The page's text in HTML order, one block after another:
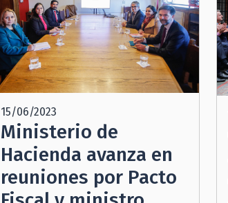
15/06/2023
Ministerio de
Hacienda avanza en
reuniones por Pacto